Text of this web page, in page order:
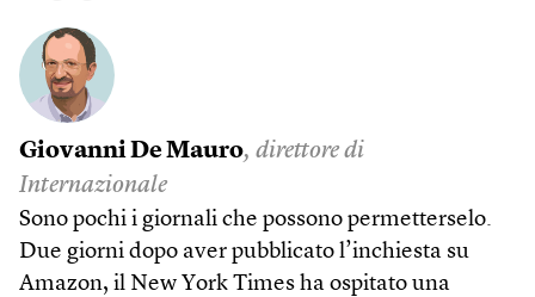
Giovanni De Mauro, direttore di
Internazionale
Sono pochi i giornali che possono permetterselo.
Due giorni dopo aver pubblicato l’inchiesta su
Amazon, il New York Times ha ospitato una